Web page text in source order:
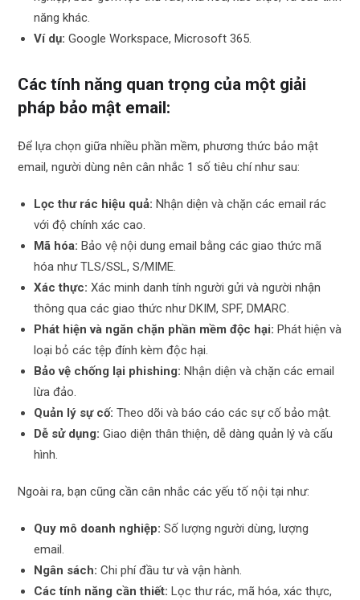
năng khác.
Ví dụ: Google Workspace, Microsoft 365.
Các tính năng quan trọng của một giải
pháp bảo mật email:
Để lựa chọn giữa nhiều phần mềm, phương thức bảo mật
email, người dùng nên cân nhắc 1 số tiêu chí như sau:
Lọc thư rác hiệu quả: Nhận diện và chặn các email rác
với độ chính xác cao.
Mã hóa: Bảo vệ nội dung email bằng các giao thức mã
hóa như TLS/SSL, S/MIME.
Xác thực: Xác minh danh tính người gửi và người nhận
thông qua các giao thức như DKIM, SPF, DMARC.
Phát hiện và ngăn chặn phần mềm độc hại: Phát hiện và
loại bỏ các tệp đính kèm độc hại.
Bảo vệ chống lại phishing: Nhận diện và chặn các email
lừa đảo.
Quản lý sự cố: Theo dõi và báo cáo các sự cố bảo mật.
Dễ sử dụng: Giao diện thân thiện, dễ dàng quản lý và cấu
hình.
Ngoài ra, bạn cũng cần cân nhắc các yếu tố nội tại như:
Quy mô doanh nghiệp: Số lượng người dùng, lượng
email.
Ngân sách: Chi phí đầu tư và vận hành.
Các tính năng cần thiết: Lọc thư rác, mã hóa, xác thực,